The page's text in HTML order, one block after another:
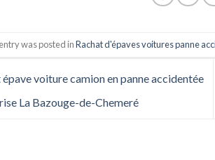
was posted inRachat d'épaves voitures panne
épave voiture camion en panne accidentée
La Bazouge-de-Chemeré